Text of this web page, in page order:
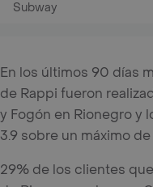
Subway
En los últimos 90 días
de Rappi fueron
y Fogón en Rionegro y
3.9 sobre un máximo de
29% de los clientes